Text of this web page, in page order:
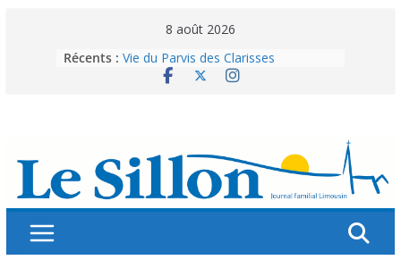
8 août 2026
Récents : Vie du Parvis des Clarisses
La brochure « Des vacances
Splendeurs murales de nos églises
Abonnez-vous ! Réabonnez-vous !